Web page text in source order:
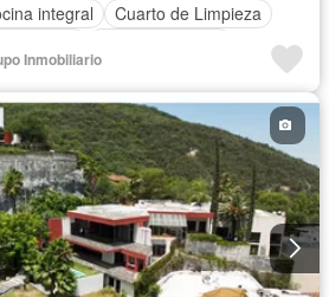
integral
Cuarto de Limpieza
Jardín
Recámara con closet
Terraza
Vista panorámica
Inmobiliario